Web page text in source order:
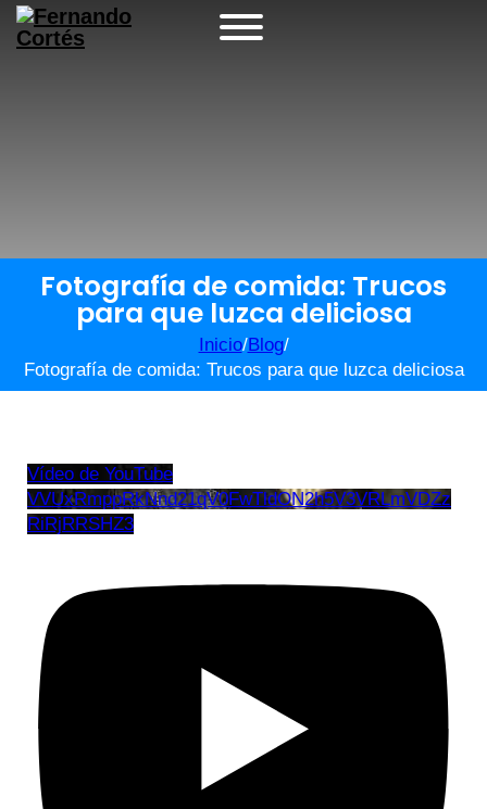
Fotografía de comida: Trucos
para que luzca deliciosa
Inicio/Blog/
Fotografía de comida: Trucos para que luzca deliciosa
Vídeo de YouTube
VVUxRmppRkNnd21qV0FwTldON2h5V3VRLmVDZz
RiRjRRSHZ3